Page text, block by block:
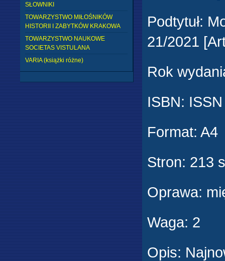
SŁOWNIKI
TOWARZYSTWO MIŁOŚNIKÓW
HISTORII I ZABYTKÓW KRAKOWA
TOWARZYSTWO NAUKOWE
SOCIETAS VISTULANA
VARIA (książki różne)
Podtytuł:
21/2021
Rok
ISBN:
Format: A4
Stron: 213
Oprawa:
Waga: 2
Opis: